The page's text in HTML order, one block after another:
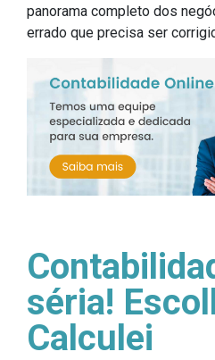
panorama completo dos
errado que precisa ser
séria!
Calculei